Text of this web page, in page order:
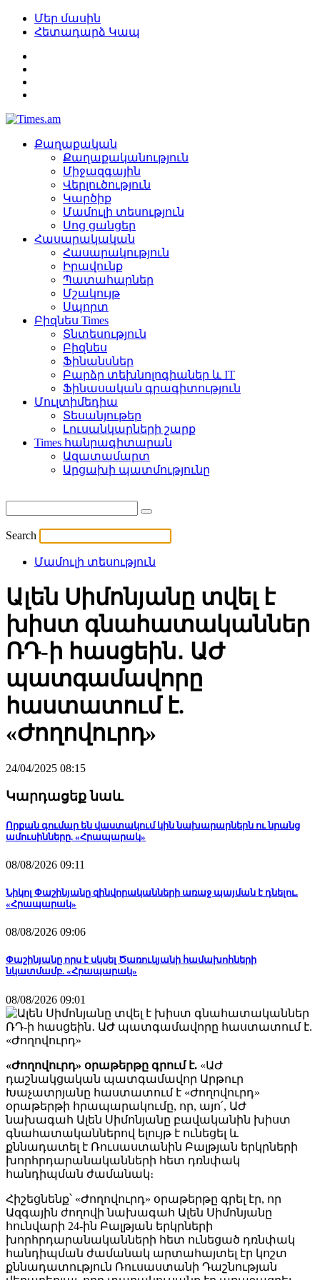
Մեր մասին
Հետադարձ Կապ
Քաղաքական
Քաղաքականություն
Միջազգային
Վերլուծություն
Կարծիք
Մամուլի տեսություն
Սոց ցանցեր
Հասարակական
Հասարակություն
Իրավունք
Պատահարներ
Մշակույթ
Սպորտ
Բիզնես Times
Տնտեսություն
Բիզնես
Ֆինանսներ
Բարձր տեխնոլոգիաներ և IT
Ֆինասական գրագիտություն
Մուլտիմեդիա
Տեսանյութեր
Լուսանկարների շարք
Times հանրագիտարան
Ազատամարտ
Արցախի պատմությունը
Search
Մամուլի տեսություն
Ալեն Սիմոնյանը տվել է
խիստ գնահատականներ
ՌԴ-ի հասցեին․ ԱԺ
պատգամավորը
հաստատում է.
«Ժողովուրդ»
24/04/2025 08:15
Կարդացեք նաև
Որքան գումար են վաստակում կին նախարարներն ու նրանց
ամուսինները. «Հրապարակ»
08/08/2026 09:11
Նիկոլ Փաշինյանը զինվորականների առաջ պայման է դնելու.
«Հրապարակ»
08/08/2026 09:06
Փաշինյանը որս է սկսել Ծառուկյանի համախոհների
նկատմամբ. «Հրապարակ»
08/08/2026 09:01
«Ժողովուրդ» օրաթերթը գրում է. «ԱԺ
դաշնակցական պատգամավոր Արթուր
Խաչատրյանը հաստատում է «Ժողովուրդ»
օրաթերթի հրապարակումը, որ, այո՛, ԱԺ
նախագահ Ալեն Սիմոնյանը բավականին խիստ
գնահատականներով ելույթ է ունեցել և
քննադատել է Ռուսաստանին Բալթյան երկրների
խորհրդարանականների հետ դռնփակ
հանդիպման ժամանակ։
Հիշեցնենք՝ «Ժողովուրդ» օրաթերթը գրել էր, որ
Ազգային ժողովի նախագահ Ալեն Սիմոնյանը
հունվարի 24-ին Բալթյան երկրների
խորհրդարանականների հետ ունեցած դռնփակ
հանդիպման ժամանակ արտահայտել էր կոշտ
քննադատություն Ռուսաստանի Դաշնության